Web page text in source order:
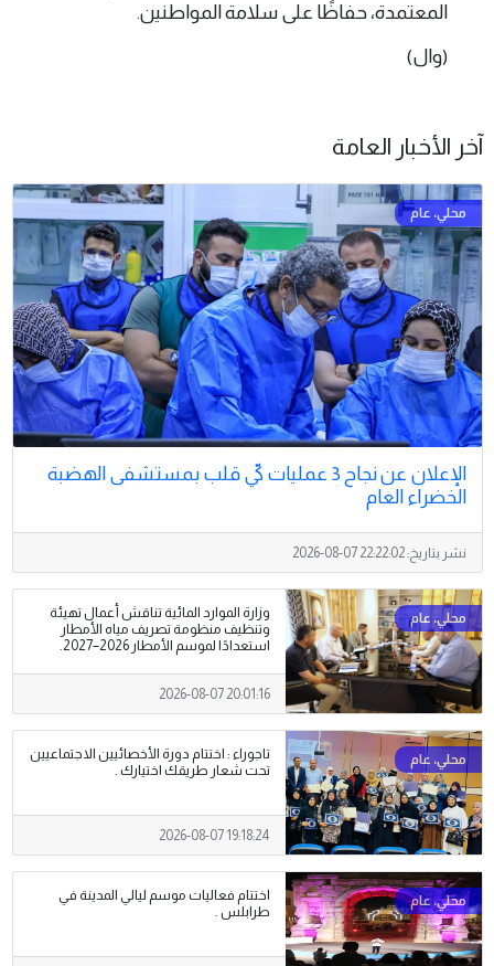
المعتمدة، حفاظًا على سلامة المواطنين.
(وال)
آخر الأخبار العامة
الإعلان عن نجاح 3 عمليات كيّ قلب بمستشفى الهضبة
الخضراء العام
نشر بتاريخ:2026-08-07 22:22:02
وزارة الموارد المائية تناقش أعمال تهيئة
وتنظيف منظومة تصريف مياه الأمطار
استعدادًا لموسم الأمطار 2026–2027.
2026-08-07 20:01:16
تاجوراء : اختتام دورة الأخصائيين الاجتماعيين
تحت شعار طريقك اختيارك .
2026-08-07 19:18:24
اختتام فعاليات موسم ليالي المدينة في
طرابلس .